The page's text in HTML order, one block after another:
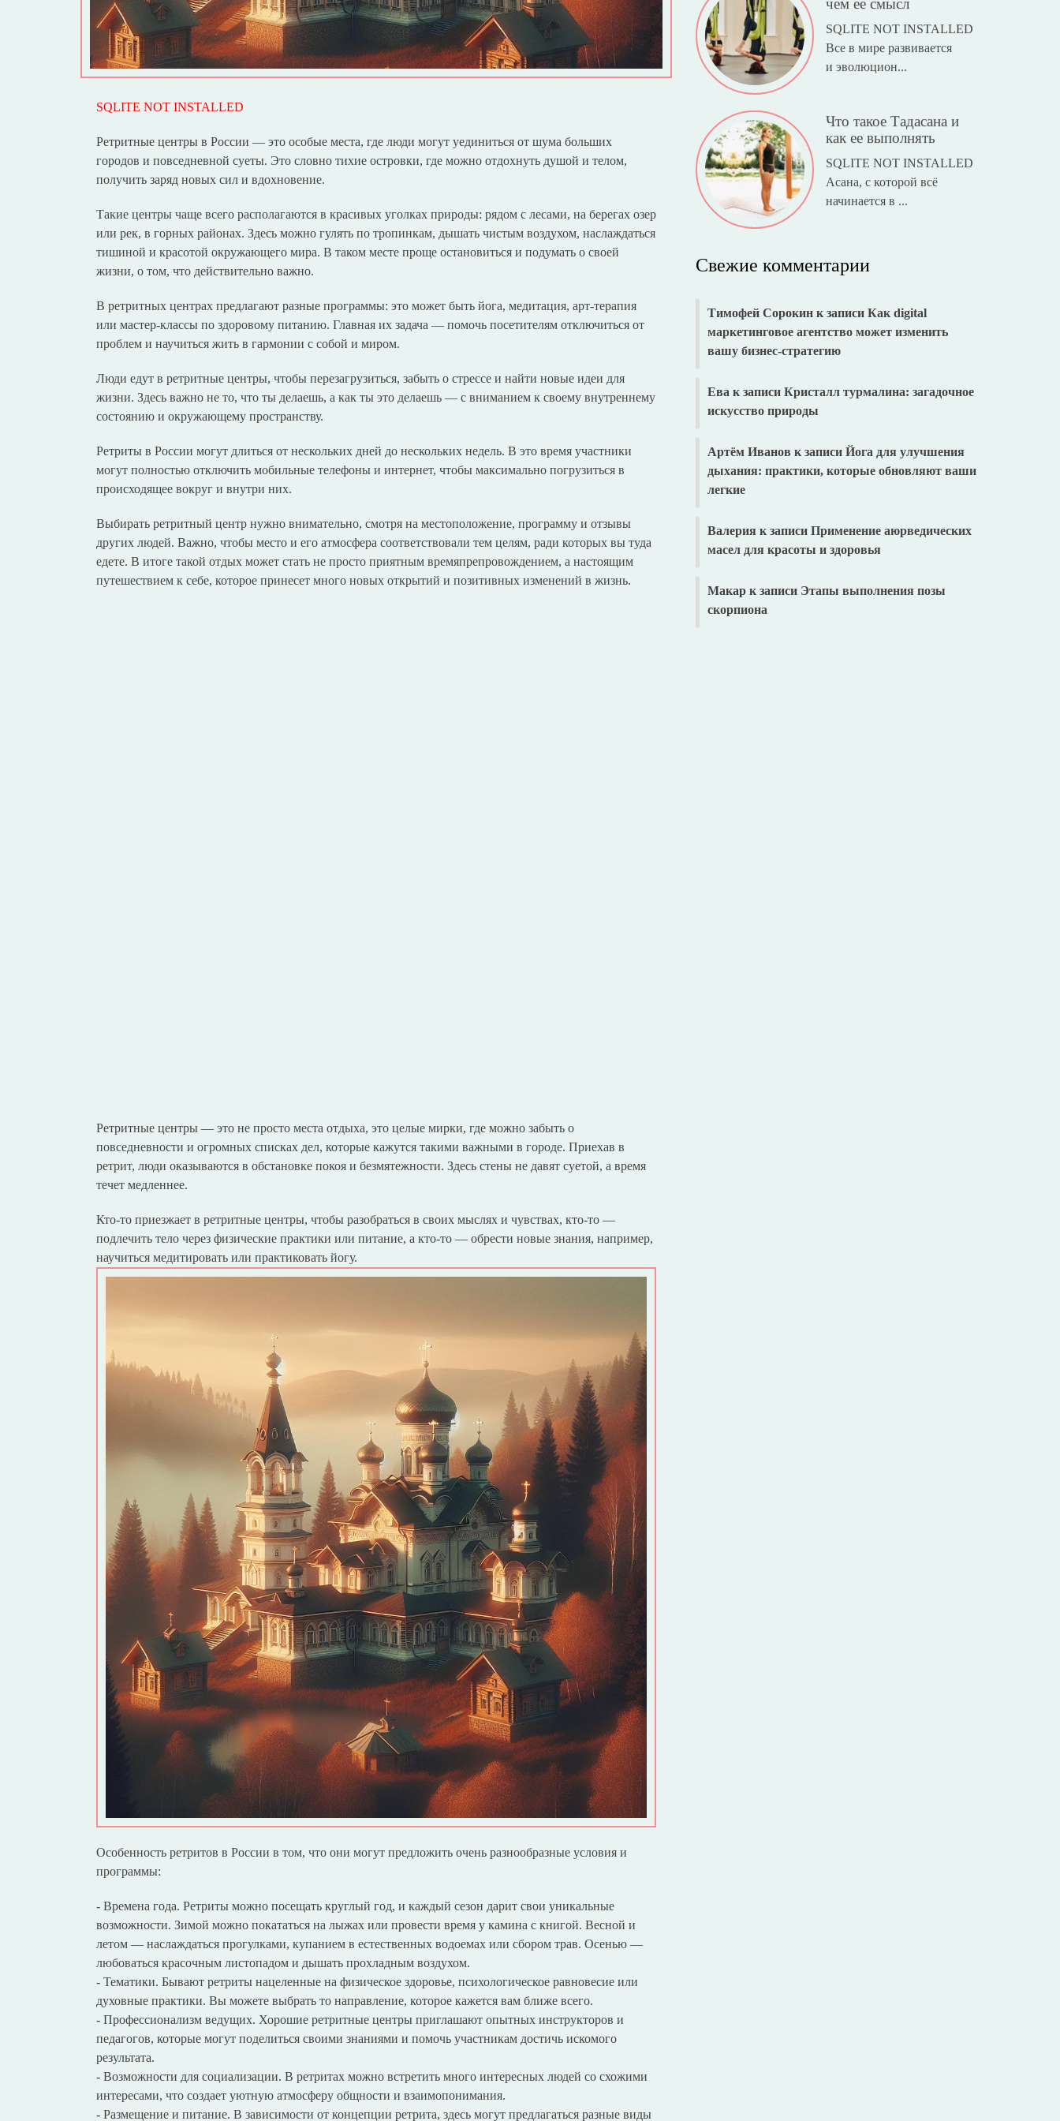
SQLITE NOT INSTALLED
Ретритные центры в России — это особые места, где люди могут уединиться от шума больших
городов и повседневной суеты. Это словно тихие островки, где можно отдохнуть душой и телом,
получить заряд новых сил и вдохновение.
Такие центры чаще всего располагаются в красивых уголках природы: рядом с лесами, на берегах озер
или рек, в горных районах. Здесь можно гулять по тропинкам, дышать чистым воздухом, наслаждаться
тишиной и красотой окружающего мира. В таком месте проще остановиться и подумать о своей
жизни, о том, что действительно важно.
В ретритных центрах предлагают разные программы: это может быть йога, медитация, арт-терапия
или мастер-классы по здоровому питанию. Главная их задача — помочь посетителям отключиться от
проблем и научиться жить в гармонии с собой и миром.
Люди едут в ретритные центры, чтобы перезагрузиться, забыть о стрессе и найти новые идеи для
жизни. Здесь важно не то, что ты делаешь, а как ты это делаешь — с вниманием к своему внутреннему
состоянию и окружающему пространству.
Ретриты в России могут длиться от нескольких дней до нескольких недель. В это время участники
могут полностью отключить мобильные телефоны и интернет, чтобы максимально погрузиться в
происходящее вокруг и внутри них.
Выбирать ретритный центр нужно внимательно, смотря на местоположение, программу и отзывы
других людей. Важно, чтобы место и его атмосфера соответствовали тем целям, ради которых вы туда
едете. В итоге такой отдых может стать не просто приятным времяпрепровождением, а настоящим
путешествием к себе, которое принесет много новых открытий и позитивных изменений в жизнь.
Ретритные центры — это не просто места отдыха, это целые мирки, где можно забыть о
повседневности и огромных списках дел, которые кажутся такими важными в городе. Приехав в
ретрит, люди оказываются в обстановке покоя и безмятежности. Здесь стены не давят суетой, а время
течет медленнее.
Кто-то приезжает в ретритные центры, чтобы разобраться в своих мыслях и чувствах, кто-то —
подлечить тело через физические практики или питание, а кто-то — обрести новые знания, например,
научиться медитировать или практиковать йогу.
Особенность ретритов в России в том, что они могут предложить очень разнообразные условия и
программы:
- Времена года. Ретриты можно посещать круглый год, и каждый сезон дарит свои уникальные
возможности. Зимой можно покататься на лыжах или провести время у камина с книгой. Весной и
летом — наслаждаться прогулками, купанием в естественных водоемах или сбором трав. Осенью —
любоваться красочным листопадом и дышать прохладным воздухом.
- Тематики. Бывают ретриты нацеленные на физическое здоровье, психологическое равновесие или
духовные практики. Вы можете выбрать то направление, которое кажется вам ближе всего.
- Профессионализм ведущих. Хорошие ретритные центры приглашают опытных инструкторов и
педагогов, которые могут поделиться своими знаниями и помочь участникам достичь искомого
результата.
- Возможности для социализации. В ретритах можно встретить много интересных людей со схожими
интересами, что создает уютную атмосферу общности и взаимопонимания.
- Размещение и питание. В зависимости от концепции ретрита, здесь могут предлагаться разные виды
SQLITE NOT INSTALLED
Все в мире развивается
и эволюцион...
Что такое Тадасана и
как ее выполнять
SQLITE NOT INSTALLED
Асана, с которой всё
начинается в ...
Свежие комментарии
Тимофей Сорокин к записи Как digital
маркетинговое агентство может изменить
вашу бизнес-стратегию
Ева к записи Кристалл турмалина: загадочное
искусство природы
Артём Иванов к записи Йога для улучшения
дыхания: практики, которые обновляют ваши
легкие
Валерия к записи Применение аюрведических
масел для красоты и здоровья
Макар к записи Этапы выполнения позы
скорпиона